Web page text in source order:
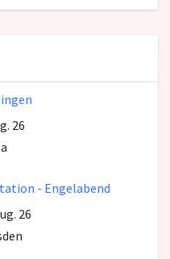
26
- Engelabend
26